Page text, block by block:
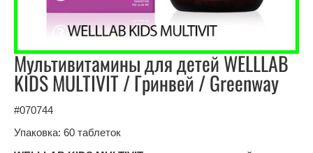
Мультивитамины для детей WELLLAB
KIDS MULTIVIT / Гринвей / Greenway
#070744
Упаковка: 60 таблеток